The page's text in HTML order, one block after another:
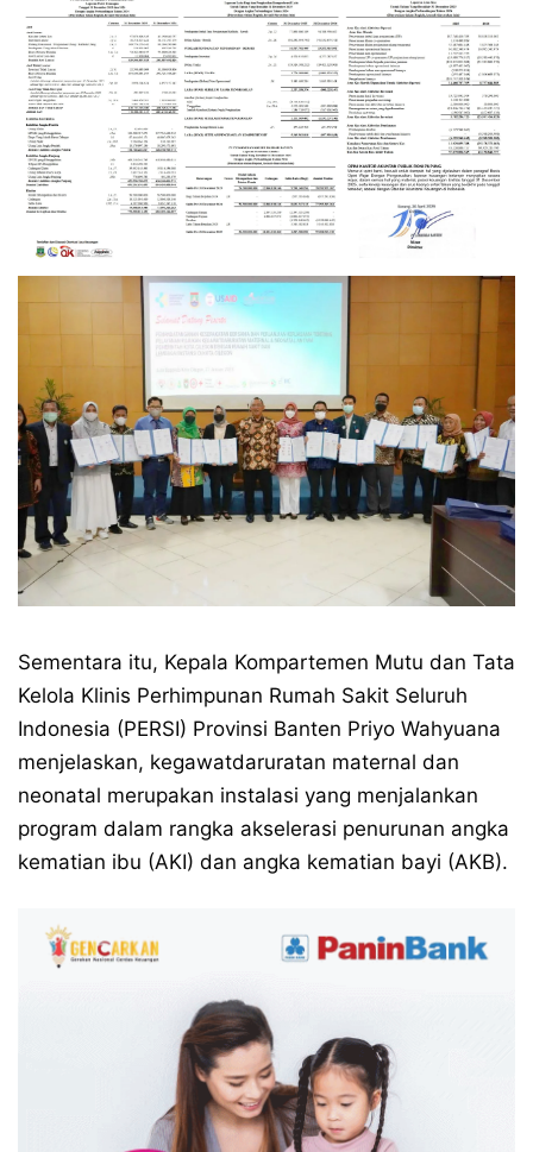
Sementara itu, Kepala Kompartemen Mutu dan Tata
Kelola Klinis Perhimpunan Rumah Sakit Seluruh
Indonesia (PERSI) Provinsi Banten Priyo Wahyuana
menjelaskan, kegawatdaruratan maternal dan
neonatal merupakan instalasi yang menjalankan
program dalam rangka akselerasi penurunan angka
kematian ibu (AKI) dan angka kematian bayi (AKB).